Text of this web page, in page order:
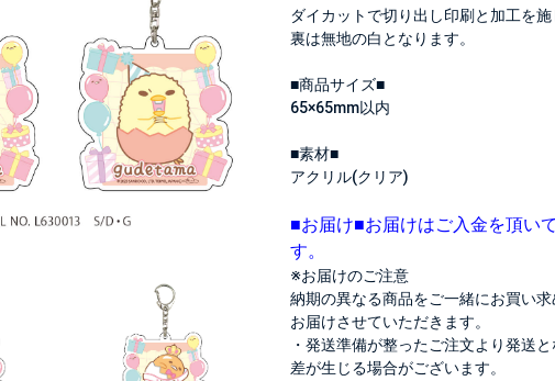
ダイカットで切り出し印刷と加工を
裏は無地の白となります。
■商品サイズ■
65×65mm以内
■素材■
アクリル(クリア)
■お届け■お届けはご入金を頂い
す。
※お届けのご注意
納期の異なる商品をご一緒にお買い
お届けさせていただきます。
・発送準備が整ったご注文より発送
差が生じる場合がございます。